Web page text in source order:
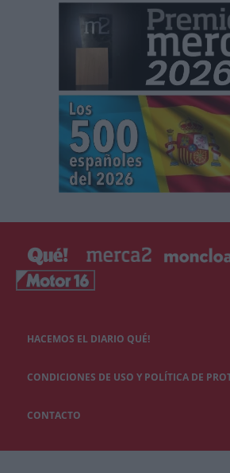
HACEMOS EL DIARIO QUÉ!
CONDICIONES DE USO Y POLÍTICA DE
CONTACTO